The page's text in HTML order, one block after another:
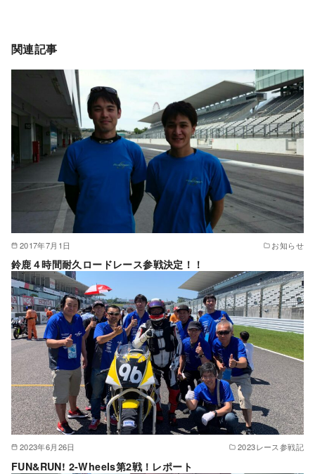
関連記事
2017年7月1日 お知らせ
鈴鹿４時間耐久ロードレース参戦決定！！
2023年6月26日 2023レース参戦記
FUN&RUN! 2-Wheels第2戦！レポート